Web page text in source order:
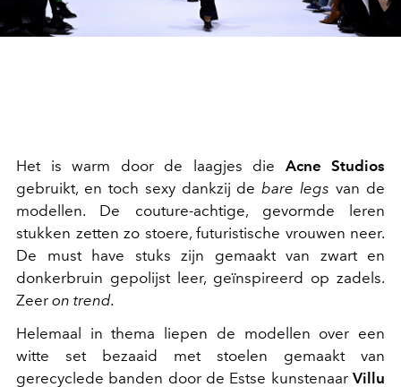
Het is warm door de laagjes die Acne Studios
gebruikt, en toch sexy dankzij de bare legsvan de
modellen. De couture-achtige, gevormde leren
stukken zetten zo ​​stoere, futuristische vrouwen neer.
De must have stuks zijn gemaakt van zwart en
donkerbruin gepolijst leer, geïnspireerd op zadels.
Zeer on trend.
Helemaal in thema liepen de modellen over een
witte set bezaaid met stoelen gemaakt van
gerecyclede banden door de Estse kunstenaar Villu